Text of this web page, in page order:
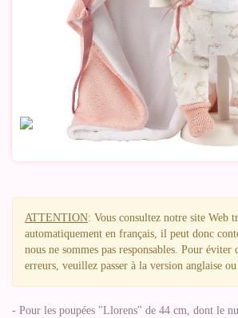
ATTENTION: Vous consultez notre site Web
automatiquement en français, il peut donc
nous ne sommes pas responsables. Pour éviter
erreurs, veuillez passer à la version anglaise ou
- Pour les poupées "Llorens" de 44 cm, dont le